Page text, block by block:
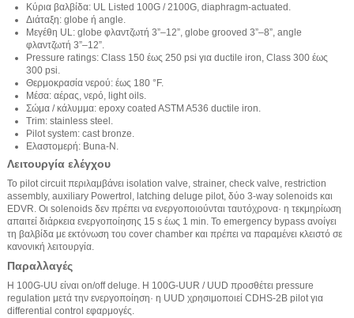
Κύρια βαλβίδα: UL Listed 100G / 2100G, diaphragm-actuated.
Διάταξη: globe ή angle.
Μεγέθη UL: globe φλαντζωτή 3”–12”, globe grooved 3”–8”, angle
φλαντζωτή 3”–12”.
Pressure ratings: Class 150 έως 250 psi για ductile iron, Class 300 έως
300 psi.
Θερμοκρασία νερού: έως 180 °F.
Μέσα: αέρας, νερό, light oils.
Σώμα / κάλυμμα: epoxy coated ASTM A536 ductile iron.
Trim: stainless steel.
Pilot system: cast bronze.
Ελαστομερή: Buna-N.
Λειτουργία ελέγχου
Το pilot circuit περιλαμβάνει isolation valve, strainer, check valve, restriction
assembly, auxiliary Powertrol, latching deluge pilot, δύο 3-way solenoids και
EDVR. Οι solenoids δεν πρέπει να ενεργοποιούνται ταυτόχρονα· η τεκμηρίωση
απαιτεί διάρκεια ενεργοποίησης 15 s έως 1 min. Το emergency bypass ανοίγει
τη βαλβίδα με εκτόνωση του cover chamber και πρέπει να παραμένει κλειστό σε
κανονική λειτουργία.
Παραλλαγές
Η 100G-UU είναι on/off deluge. Η 100G-UUR / UUD προσθέτει pressure
regulation μετά την ενεργοποίηση· η UUD χρησιμοποιεί CDHS-2B pilot για
differential control εφαρμογές.